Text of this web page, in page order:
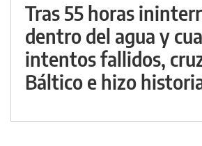
Tras 55 horas
dentro del agua y
intentos fallidos,
Báltico e hizo